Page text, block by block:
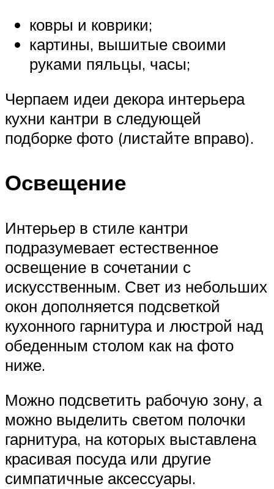
ковры и коврики;
картины, вышитые своими
руками пяльцы, часы;
Черпаем идеи декора интерьера
кухни кантри в следующей
подборке фото (листайте вправо).
Освещение
Интерьер в стиле кантри
подразумевает естественное
освещение в сочетании с
искусственным. Свет из небольших
окон дополняется подсветкой
кухонного гарнитура и люстрой над
обеденным столом как на фото
ниже.
Можно подсветить рабочую зону, а
можно выделить светом полочки
гарнитура, на которых выставлена
красивая посуда или другие
симпатичные аксессуары.